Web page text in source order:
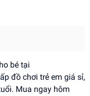
bé tại
đồ chơi trẻ em giá sỉ,
Mua ngay hôm